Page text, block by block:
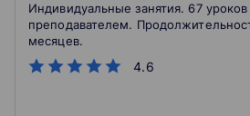
4.6
Индивидуальные занятия. 67 уроков
преподавателем.
месяцев.